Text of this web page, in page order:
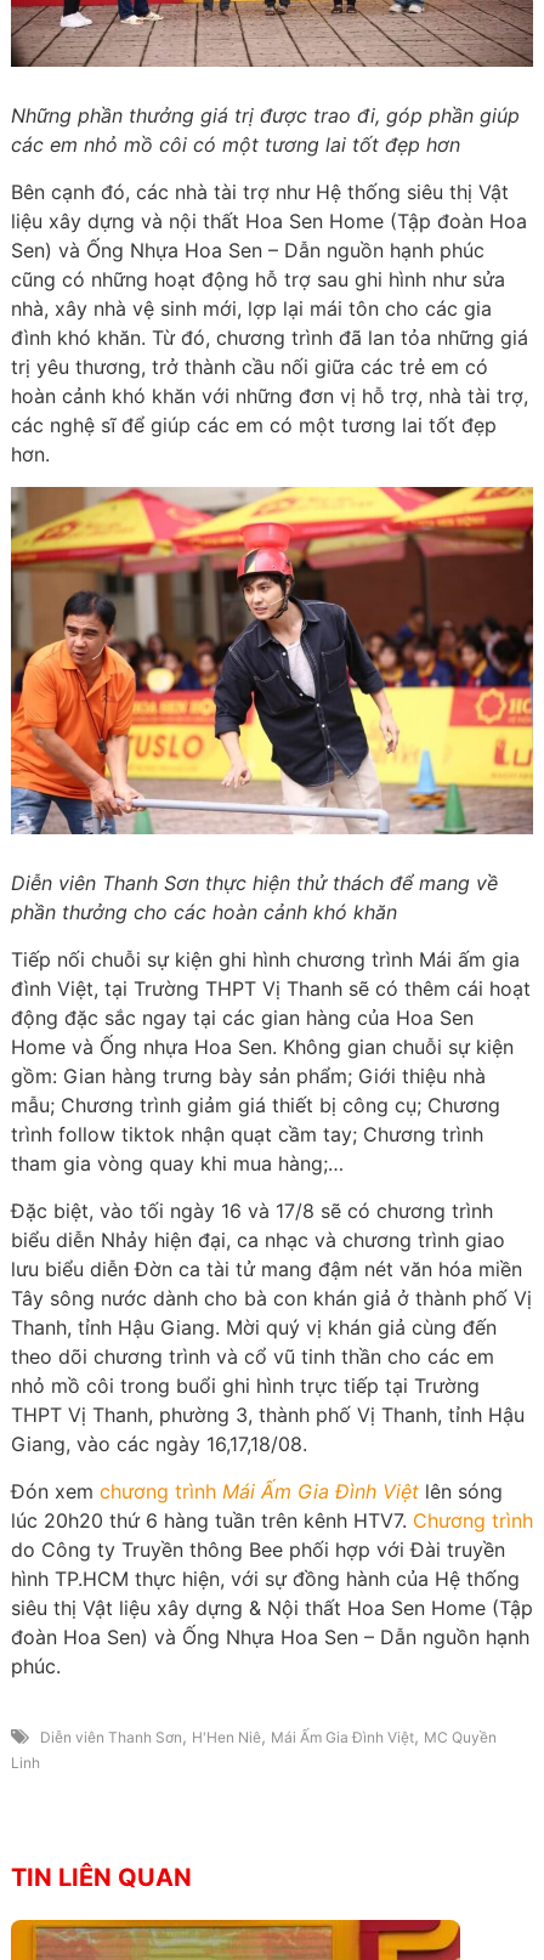
Những phần thưởng giá trị được trao đi, góp phần giúp
các em nhỏ mồ côi có một tương lai tốt đẹp hơn
Bên cạnh đó, các nhà tài trợ như Hệ thống siêu thị Vật
liệu xây dựng và nội thất Hoa Sen Home (Tập đoàn Hoa
Sen) và Ống Nhựa Hoa Sen – Dẫn nguồn hạnh phúc
cũng có những hoạt động hỗ trợ sau ghi hình như sửa
nhà, xây nhà vệ sinh mới, lợp lại mái tôn cho các gia
đình khó khăn. Từ đó, chương trình đã lan tỏa những giá
trị yêu thương, trở thành cầu nối giữa các trẻ em có
hoàn cảnh khó khăn với những đơn vị hỗ trợ, nhà tài trợ,
các nghệ sĩ để giúp các em có một tương lai tốt đẹp
hơn.
Diễn viên Thanh Sơn thực hiện thử thách để mang về
phần thưởng cho các hoàn cảnh khó khăn
Tiếp nối chuỗi sự kiện ghi hình chương trình Mái ấm gia
đình Việt, tại Trường THPT Vị Thanh sẽ có thêm cái hoạt
động đặc sắc ngay tại các gian hàng của Hoa Sen
Home và Ống nhựa Hoa Sen. Không gian chuỗi sự kiện
gồm: Gian hàng trưng bày sản phẩm; Giới thiệu nhà
mẫu; Chương trình giảm giá thiết bị công cụ; Chương
trình follow tiktok nhận quạt cầm tay; Chương trình
tham gia vòng quay khi mua hàng;…
Đặc biệt, vào tối ngày 16 và 17/8 sẽ có chương trình
biểu diễn Nhảy hiện đại, ca nhạc và chương trình giao
lưu biểu diễn Đờn ca tài tử mang đậm nét văn hóa miền
Tây sông nước dành cho bà con khán giả ở thành phố Vị
Thanh, tỉnh Hậu Giang. Mời quý vị khán giả cùng đến
theo dõi chương trình và cổ vũ tinh thần cho các em
nhỏ mồ côi trong buổi ghi hình trực tiếp tại Trường
THPT Vị Thanh, phường 3, thành phố Vị Thanh, tỉnh Hậu
Giang, vào các ngày 16,17,18/08.
Đón xem chương trình Mái Ấm Gia Đình Việtlên sóng
lúc 20h20 thứ 6 hàng tuần trên kênh HTV7. Chương trình
do Công ty Truyền thông Bee phối hợp với Đài truyền
hình TP.HCM thực hiện, với sự đồng hành của Hệ thống
siêu thị Vật liệu xây dựng & Nội thất Hoa Sen Home (Tập
đoàn Hoa Sen) và Ống Nhựa Hoa Sen – Dẫn nguồn hạnh
phúc.
Diễn viên Thanh Sơn , H'Hen Niê, Mái Ấm Gia Đình Việt, MC Quyền
Linh
TIN LIÊN QUAN